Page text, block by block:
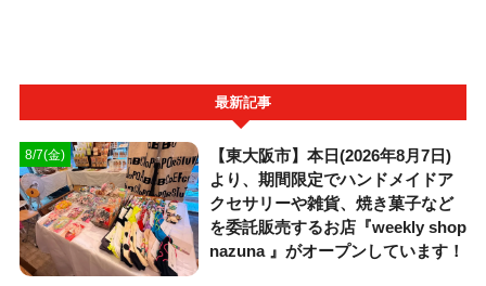
最新記事
8/7(金)
【東大阪市】本日(2026年8月7日)
より、期間限定でハンドメイドア
クセサリーや雑貨、焼き菓子など
を委託販売するお店『weekly shop
nazuna 』がオープンしています！